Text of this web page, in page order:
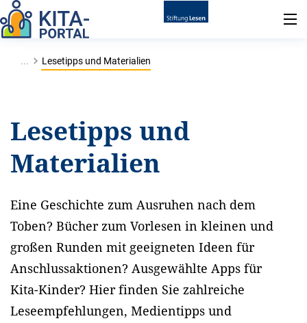
... Lesetipps und Materialien
Lesetipps und
Materialien
Eine Geschichte zum Ausruhen nach dem
Toben? Bücher zum Vorlesen in kleinen und
großen Runden mit geeigneten Ideen für
Anschlussaktionen? Ausgewählte Apps für
Kita-Kinder? Hier finden Sie zahlreiche
Leseempfehlungen, Medientipps und